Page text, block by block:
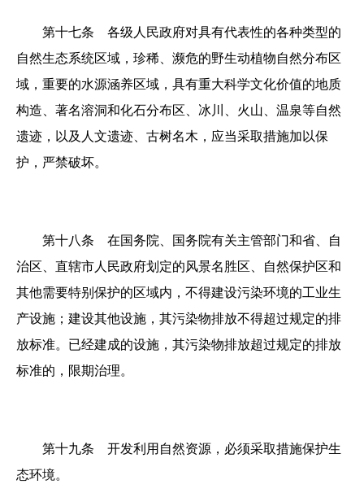
第十七条 各级人民政府对具有代表性的各种类型的
自然生态系统区域，珍稀、濒危的野生动植物自然分布区
域，重要的水源涵养区域，具有重大科学文化价值的地质
构造、著名溶洞和化石分布区、冰川、火山、温泉等自然
遗迹，以及人文遗迹、古树名木，应当采取措施加以保
护，严禁破坏。
第十八条 在国务院、国务院有关主管部门和省、自
治区、直辖市人民政府划定的风景名胜区、自然保护区和
其他需要特别保护的区域内，不得建设污染环境的工业生
产设施；建设其他设施，其污染物排放不得超过规定的排
放标准。已经建成的设施，其污染物排放超过规定的排放
标准的，限期治理。
第十九条 开发利用自然资源，必须采取措施保护生
态环境。